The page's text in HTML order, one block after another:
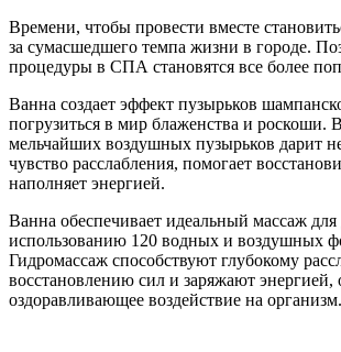
Времени, чтобы провести вместе
за сумасшедшего темпа жизни в городе.
процедуры в СПА становятся все более
Ванна создает эффект пузырьков
погрузиться в мир блаженства и роскоши.
мельчайших воздушных пузырьков дарит
чувство расслабления, помогает
наполняет энергией.
Ванна обеспечивает идеальный массаж для
использованию 120 водных и воздушных
Гидромассаж способствуют глубокому
восстановлению сил и заряжают энергией,
оздоравливающее воздействие на организм.